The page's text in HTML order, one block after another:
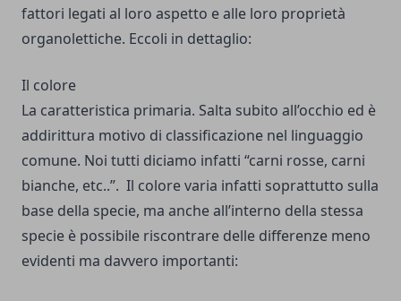
fattori legati al loro aspetto e alle loro proprietà
organolettiche. Eccoli in dettaglio:
Il colore
La caratteristica primaria. Salta subito all’occhio ed è
addirittura motivo di classificazione nel linguaggio
comune. Noi tutti diciamo infatti “carni rosse, carni
bianche, etc..”. Il colore varia infatti soprattutto sulla
base della specie, ma anche all’interno della stessa
specie è possibile riscontrare delle differenze meno
evidenti ma davvero importanti: